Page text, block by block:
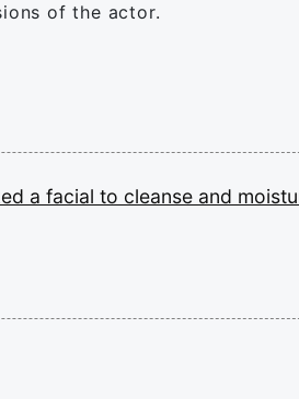
of the actor.
a facial to cleanse and